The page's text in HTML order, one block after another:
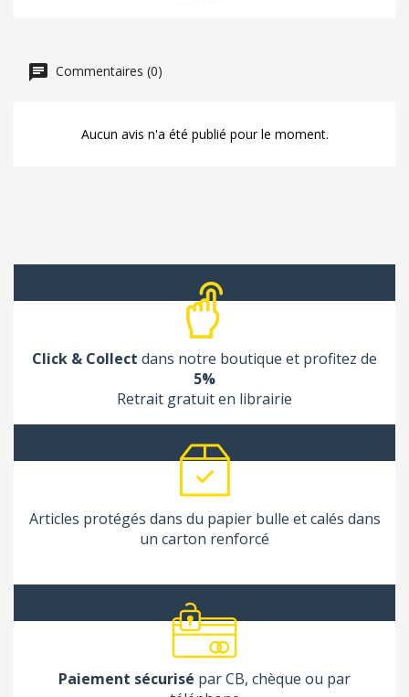
Commentaires (0)
Aucun avis n'a été publié pour le moment.
Click & Collect dans notre boutique et profitez de
5%
Retrait gratuit en librairie
Articles protégés dans du papier bulle et calés dans
un carton renforcé
Paiement sécurisé par CB, chèque ou par